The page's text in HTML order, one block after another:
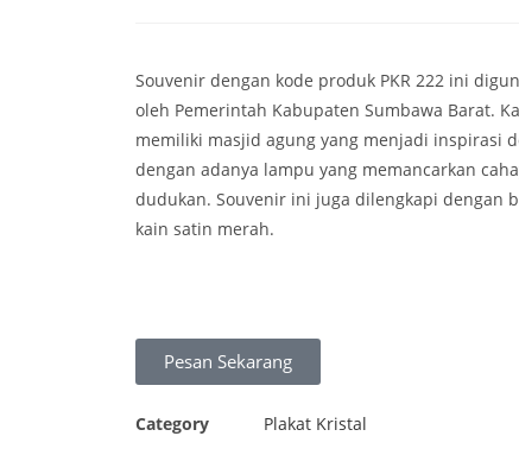
Souvenir dengan kode produk PKR 222 ini
oleh Pemerintah Kabupaten Sumbawa Barat.
memiliki masjid agung yang menjadi inspirasi
dengan adanya lampu yang memancarkan
dudukan. Souvenir ini juga dilengkapi dengan
kain satin merah.
Pesan Sekarang
Category Plakat Kristal